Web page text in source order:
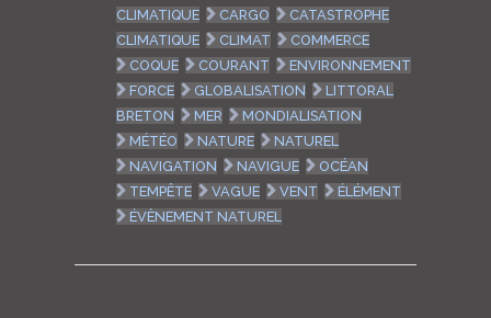
CLIMATIQUE
CARGO
CATASTROPHE
CLIMATIQUE
CLIMAT
COMMERCE
COQUE
COURANT
ENVIRONNEMENT
FORCE
GLOBALISATION
LITTORAL
BRETON
MER
MONDIALISATION
MÉTÉO
NATURE
NATUREL
NAVIGATION
NAVIGUE
OCÉAN
TEMPÊTE
VAGUE VENT
ÉLÉMENT
ÉVÈNEMENT NATUREL